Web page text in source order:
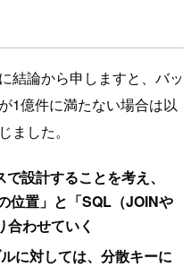
結論から申しますと、バッ
1億件に満たない場合は以
ました。
設計することを考え、
位置」と「SQL（JOINや
わせていく
に対しては、分散キーに